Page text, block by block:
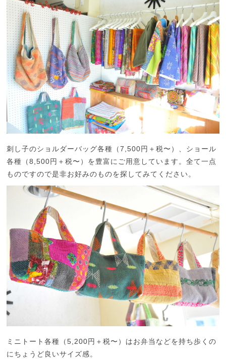
刺し子のショルダーバッグ各種（7,500円＋税〜）、ショール
各種（8,500円＋税〜）を豊富にご用意しています。全て一点
ものですので是非お好みのものを探してみてください。
ミニトート各種（5,200円＋税〜）はお弁当などを持ち歩くの
にちょうど良いサイズ感。